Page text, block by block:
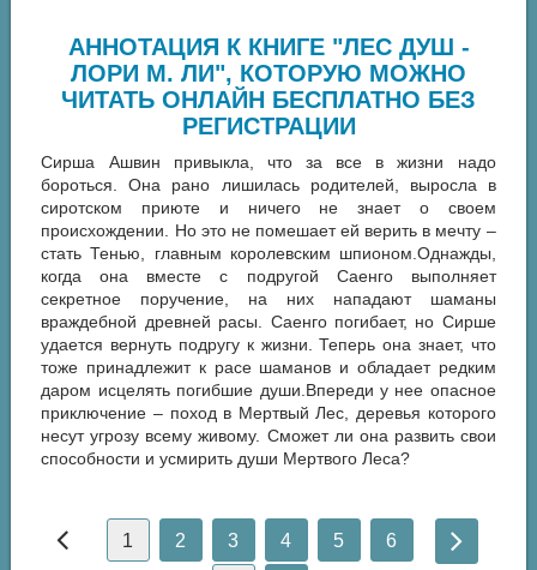
АННОТАЦИЯ К КНИГЕ "ЛЕС ДУШ -
ЛОРИ М. ЛИ", КОТОРУЮ МОЖНО
ЧИТАТЬ ОНЛАЙН БЕСПЛАТНО БЕЗ
РЕГИСТРАЦИИ
Сирша Ашвин привыкла, что за все в жизни надо
бороться. Она рано лишилась родителей, выросла в
сиротском приюте и ничего не знает о своем
происхождении. Но это не помешает ей верить в мечту –
стать Тенью, главным королевским шпионом.Однажды,
когда она вместе с подругой Саенго выполняет
секретное поручение, на них нападают шаманы
враждебной древней расы. Саенго погибает, но Сирше
удается вернуть подругу к жизни. Теперь она знает, что
тоже принадлежит к расе шаманов и обладает редким
даром исцелять погибшие души.Впереди у нее опасное
приключение – поход в Мертвый Лес, деревья которого
несут угрозу всему живому. Сможет ли она развить свои
способности и усмирить души Мертвого Леса?
1 2 3 4 5 6